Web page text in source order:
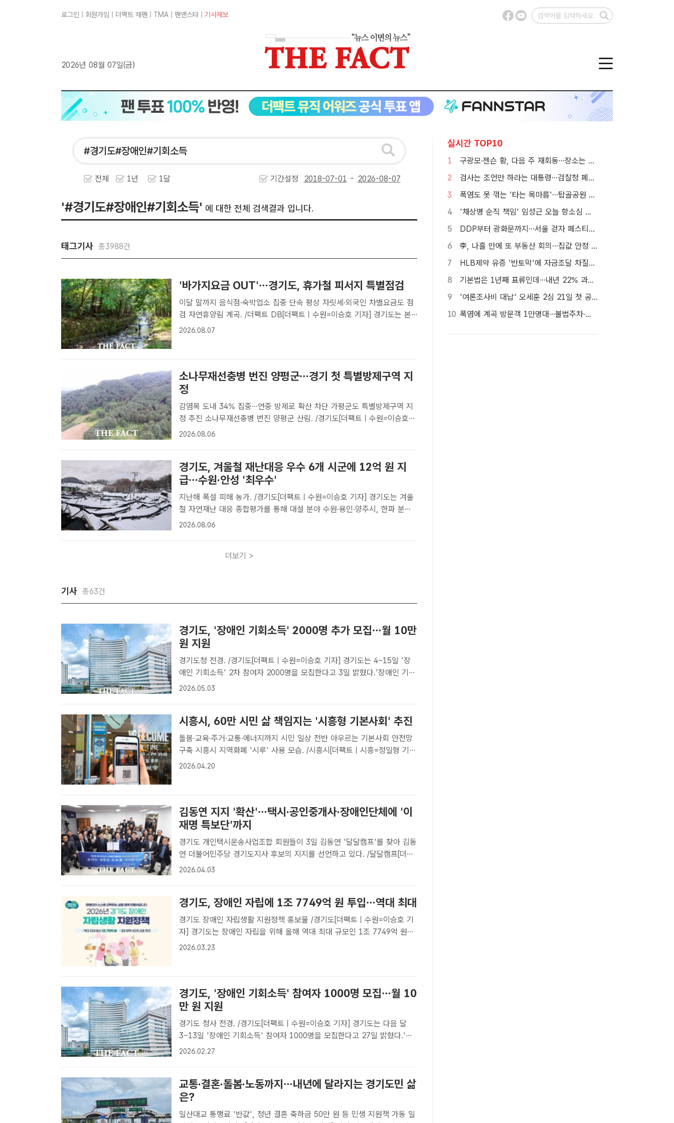
로그인 회원가입 더팩트 재팬 TMA 팬앤스타 기사제보
2026년 08월 07일(금)
전체 1년 1달 기간설정 -
'#경기도#장애인#기회소득' 에 대한 전체 검색결과 입니다.
태그기사 총3988건
'바가지요금 OUT'…경기도, 휴가철 피서지 특별점검
이달 말까지 음식점·숙박업소 집중 단속 평상 자릿세·외국인 차별요금도 점
검 자연휴양림 계곡. /더팩트 DB[더팩트ㅣ수원=이승호 기자] 경기도는 본
격적인 휴가철 피서지 바가지요금 근절을 위한 대대적인 현장 점검에 돌입
2026.08.07
소나무재선충병 번진 양평군…경기 첫 특별방제구역 지
정
감염목 도내 34% 집중…연중 방제로 확산 차단 가평군도 특별방제구역 지
정 추진 소나무재선충병 번진 양평군 산림. /경기도[더팩트ㅣ수원=이승호
기자] 소나무재선충병 확산세가 심각한 경기 양평군이 도내 최초의 특별방
2026.08.06
경기도, 겨울철 재난대응 우수 6개 시군에 12억 원 지
급…수원·안성 '최우수'
지난해 폭설 피해 농가. /경기도[더팩트ㅣ수원=이승호 기자] 경기도는 겨울
철 자연재난 대응 종합평가를 통해 대설 분야 수원·용인·양주시, 한파 분야
안성·이천·성남시를 우수 시군으로 선정하고 모두 12억 원의 사업비를 지급
2026.08.06
더보기 >
기사 총63건
경기도, '장애인 기회소득' 2000명 추가 모집…월 10만
원 지원
경기도청 전경. /경기도[더팩트ㅣ수원=이승호 기자] 경기도는 4~15일 '장
애인 기회소득' 2차 참여자 2000명을 모집한다고 3일 밝혔다.'장애인 기회
소득'은 스마트워치를 활용해 주 2차례·1시간 이상 건강활동 등 가치활동을
2026.05.03
시흥시, 60만 시민 삶 책임지는 '시흥형 기본사회' 추진
돌봄·교육·주거·교통·에너지까지 시민 일상 전반 아우르는 기본사회 안전망
구축 시흥시 지역화폐 '시루' 사용 모습. /시흥시[더팩트ㅣ시흥=정일형 기
자] 경기 시흥시가 돌봄부터 주거, 교통, 에너지까지 시민 삶 전반을 아우르
2026.04.20
김동연 지지 '확산'…택시·공인중개사·장애인단체에 '이
재명 특보단'까지
경기도 개인택시운송사업조합 회원들이 3일 김동연 '달달캠프'를 찾아 김동
연 더불어민주당 경기도지사 후보의 지지를 선언하고 있다. /달달캠프[더팩
트ㅣ수원=이승호 기자] 경기도 개인택시운송사업조합과 한국공인중개사협
2026.04.03
경기도, 장애인 자립에 1조 7749억 원 투입…역대 최대
경기도 장애인 자립생활 지원정책 홍보물 /경기도[더팩트ㅣ수원=이승호 기
자] 경기도는 장애인 자립을 위해 올해 역대 최대 규모인 1조 7749억 원을
들여 일자리, 거주 공간, 자립 전·후 생활지원 등 3대 영역 43개 사업을 추
2026.03.23
경기도, '장애인 기회소득' 참여자 1000명 모집…월 10
만 원 지원
경기도 청사 전경. /경기도[더팩트ㅣ수원=이승호 기자] 경기도는 다음 달
3~13일 '장애인 기회소득' 참여자 1000명을 모집한다고 27일 밝혔다.'장
애인 기회소득'은 스마트워치를 활용해 주 2차례, 1시간 이상 건강활동 등
2026.02.27
교통·결혼·돌봄·노동까지…내년에 달라지는 경기도민 삶
은?
일산대교 통행료 '반값', 청년 결혼 축하금 50만 원 등 민생 지원책 가동 일
실시간 TOP10
1
구광모·젠슨 황, 다음 주 재회동…장소는 실리콘밸리
2
검사는 조언만 하라는 대통령…검찰청 폐지 앞둔 합수본 '딜레마'
3
폭염도 못 꺾는 '타는 목마름'…탑골공원 아리수 냉장고 가보니
4
'채상병 순직 책임' 임성근 오늘 항소심 선고…1심 징역 3년
5
DDP부터 광화문까지…서울 걷자 페스티벌 참가자 5000명 모집
6
李, 나흘 만에 또 부동산 회의…집값 안정 승부처 '공급' 점검
7
HLB제약 유증 '반토막'에 자금조달 차질…R&D 줄이고 채무상환금 제외
8
기본법은 1년째 표류인데…내년 22% 과세 강행, 가상자산 투자자 반발 확산
9
'여론조사비 대납' 오세훈 2심 21일 첫 공판…1심 당선무효형
10
폭염에 계곡 방문객 1만명대…불법주차·쓰레기는 골치